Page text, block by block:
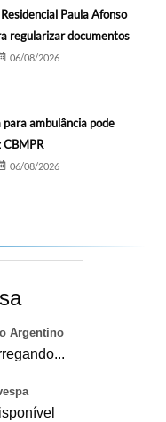
Paula Afonso
regularizar documentos
06/08/2026
ambulância pode
CBMPR
06/08/2026
Argentino